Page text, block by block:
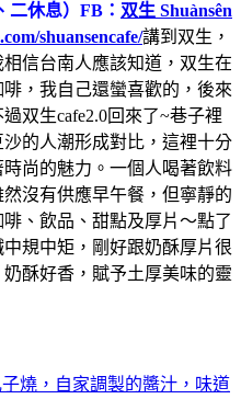
休息） FB： 双生 Shuànsên
shuansencafe/講到双生，
信台南人應該知道，双生在
，我自己還蠻喜歡的，後來
双生cafe2.0回來了~巷子裡
的人潮形成對比，這裡十分
尚的魅力。一個人喝著飲料
沒有供應早午餐，但寧靜的
、飲品、甜點及厚片～點了
規中矩，剛好跟奶酥厚片很
酥好香，賦予土厚美味的靈
燒，自家調製的醬汁，味道